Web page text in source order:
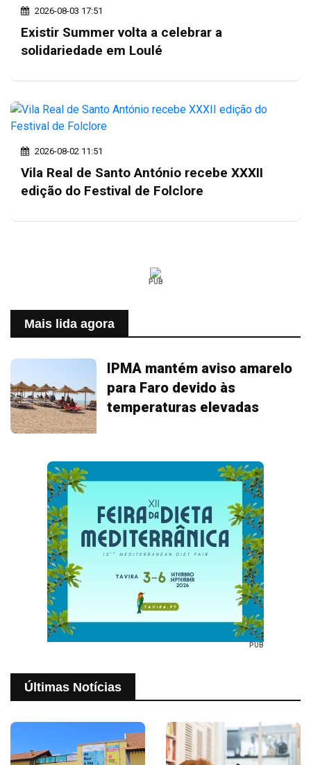
2026-08-03 17:51
Existir Summer volta a celebrar a
solidariedade em Loulé
2026-08-02 11:51
Vila Real de Santo António recebe XXXII
edição do Festival de Folclore
PUB
Mais lida agora
IPMA mantém aviso amarelo
para Faro devido às
temperaturas elevadas
PUB
Últimas Notícias